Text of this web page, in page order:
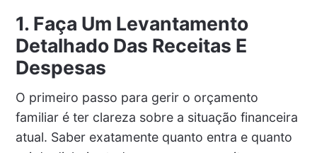
1. Faça Um Levantamento
Detalhado Das Receitas E
Despesas
O primeiro passo para gerir o orçamento
familiar é ter clareza sobre a situação financeira
atual. Saber exatamente quanto entra e quanto